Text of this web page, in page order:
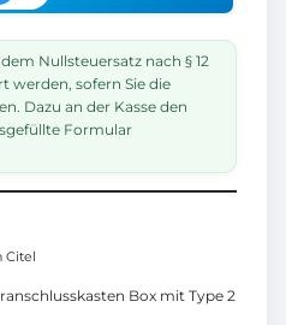
Nullsteuersatz nach § 12
werden, sofern Sie die
Dazu an der Kasse den
Formular
Citel
Box mit Type 2